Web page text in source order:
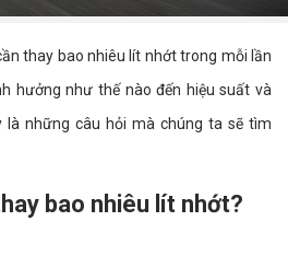
thay bao nhiêu lít nhớt trong mỗi lần
hưởng như thế nào đến hiệu suất và
là những câu hỏi mà chúng ta sẽ tìm
bao nhiêu lít nhớt?